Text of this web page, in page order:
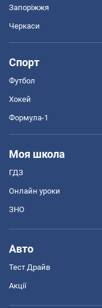
Запоріжжя
Черкаси
Спорт
Футбол
Хокей
Формула-1
Моя школа
ГДЗ
Онлайн уроки
ЗНО
Авто
Тест Драйв
Акції